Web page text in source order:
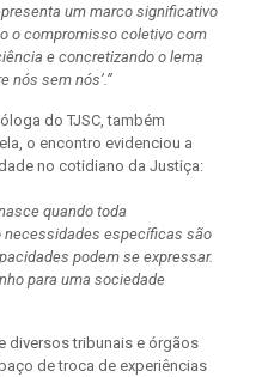
um marco significativo
o compromisso coletivo com
e concretizando o lema
nós sem nós’.”
do TJSC, também
o encontro evidenciou a
no cotidiano da Justiça:
quando toda
necessidades específicas são
podem se expressar.
para uma sociedade
diversos tribunais e órgãos
de troca de experiências